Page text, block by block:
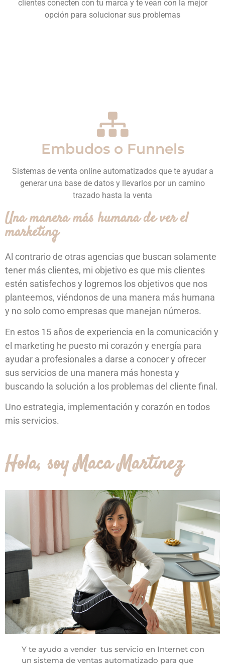
clientes conecten con tu marca y te vean con la mejor
opción para solucionar sus problemas
Embudos o Funnels
Sistemas de venta online automatizados que te ayudar a
generar una base de datos y llevarlos por un camino
trazado hasta la venta
Una manera más humana de ver el
marketing
Al contrario de otras agencias que buscan solamente
tener más clientes, mi objetivo es que mis clientes
estén satisfechos y logremos los objetivos que nos
planteemos, viéndonos de una manera más humana
y no solo como empresas que manejan números.
En estos 15 años de experiencia en la comunicación y
el marketing he puesto mi corazón y energía para
ayudar a profesionales a darse a conocer y ofrecer
sus servicios de una manera más honesta y
buscando la solución a los problemas del cliente final.
Uno estrategia, implementación y corazón en todos
mis servicios.
Hola, soy Maca Martínez
Y te ayudo a vender tus servicio en Internet con
un sistema de ventas automatizado para que